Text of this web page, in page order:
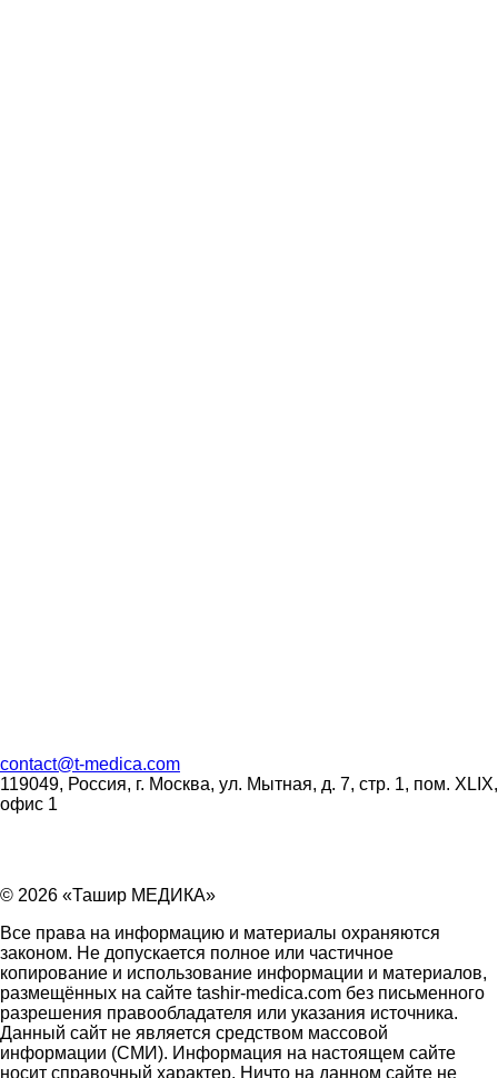
contact@t-medica.com
119049, Россия, г. Москва, ул. Мытная, д. 7, стр. 1, пом. XLIX,
офис 1
© 2026 «Ташир МЕДИКА»
Все права на информацию и материалы охраняются
законом. Не допускается полное или частичное
копирование и использование информации и материалов,
размещённых на сайте tashir-medica.com без письменного
разрешения правообладателя или указания источника.
Данный сайт не является средством массовой
информации (СМИ). Информация на настоящем сайте
носит справочный характер. Ничто на данном сайте не